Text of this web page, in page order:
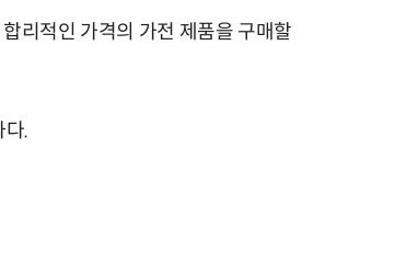
리적인 가격의 가전 제품을 구매할
다.